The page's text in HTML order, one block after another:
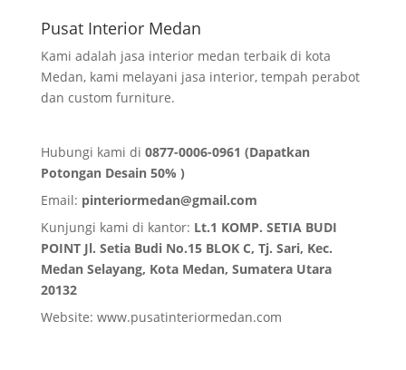
Pusat Interior Medan
Kami adalah jasa interior medan terbaik di kota
Medan, kami melayani jasa interior, tempah perabot
dan custom furniture.
Hubungi kami di 0877-0006-0961 (Dapatkan
Potongan Desain 50% )
Email: pinteriormedan@gmail.com
Kunjungi kami di kantor: Lt.1 KOMP. SETIA BUDI
POINT Jl. Setia Budi No.15 BLOK C, Tj. Sari, Kec.
Medan Selayang, Kota Medan, Sumatera Utara
20132
Website: www.pusatinteriormedan.com